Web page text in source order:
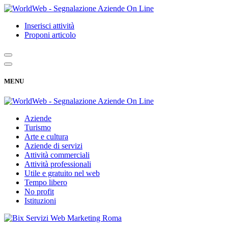
Inserisci attività
Proponi articolo
MENU
Aziende
Turismo
Arte e cultura
Aziende di servizi
Attività commerciali
Attività professionali
Utile e gratuito nel web
Tempo libero
No profit
Istituzioni